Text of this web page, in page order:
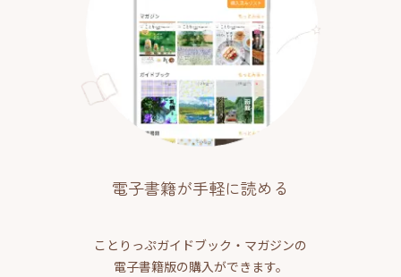
電子書籍が手軽に読める
ことりっぷガイドブック・マガジンの
電子書籍版の購入ができます。